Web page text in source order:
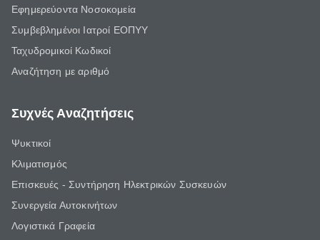
Εφημερεύοντα Νοσοκομεία
Συμβεβλημένοι Ιατροί ΕΟΠΥΥ
Ταχυδρομικοί Κωδικοί
Αναζήτηση με αριθμό
Συχνές Αναζητήσεις
Ψυκτικοί
Κλιματισμός
Επισκευές - Συντήρηση Ηλεκτρικών Συσκευών
Συνεργεία Αυτοκινήτων
Λογιστικά Γραφεία